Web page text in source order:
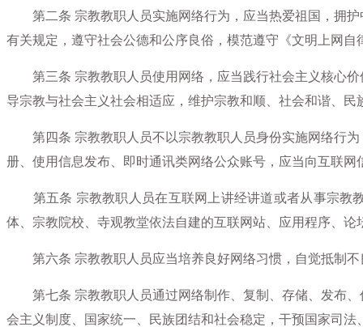
第二条 宗教教职人员实施网络行为，应当热爱祖国，拥
有关规定，遵守社会公德和公序良俗，模范遵守《文明上网
第三条 宗教教职人员使用网络，应当践行社会主义核心
导宗教与社会主义社会相适应，维护宗教和顺、社会和谐、民
第四条 宗教教职人员不以宗教教职人员身份实施网络行
册、使用信息发布、即时通讯类网络公众账号，应当向互联
第五条 宗教教职人员在互联网上讲经讲道或者从事宗教
体、宗教院校、寺观教堂依法自建的互联网站、应用程序、论
第六条 宗教教职人员应当培养良好网络习惯，自觉抵制
第七条 宗教教职人员通过网络制作、复制、存储、发布
会主义制度、国家统一、民族团结和社会稳定，干预国家司